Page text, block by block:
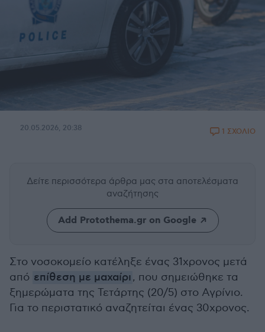
20.05.2026, 20:38 1 ΣΧΟΛΙΟ
Δείτε περισσότερα άρθρα μας στα αποτελέσματα
αναζήτησης
Add Protothema.gr on Google
Στο νοσοκομείο κατέληξε ένας 31χρονος μετά
από επίθεση με μαχαίρι, που σημειώθηκε τα
ξημερώματα της Τετάρτης (20/5) στο Αγρίνιο.
Για το περιστατικό αναζητείται ένας 30χρονος.